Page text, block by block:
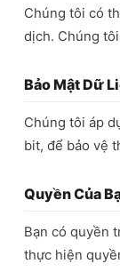
Chúng tôi có
dịch. Chúng
Bảo Mật Dữ
Chúng tôi áp
bit, để bảo vệ
Quyền Của
Bạn có quyền
thực hiện